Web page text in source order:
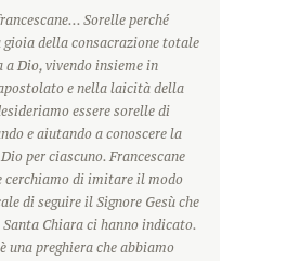
Sorelle perché
della consacrazione totale
Dio, vivendo insieme in
e nella laicità della
essere sorelle di
e aiutando a conoscere la
per ciascuno. Francescane
cerchiamo di imitare il modo
di seguire il Signore Gesù che
Santa Chiara ci hanno indicato.
una preghiera che abbiamo